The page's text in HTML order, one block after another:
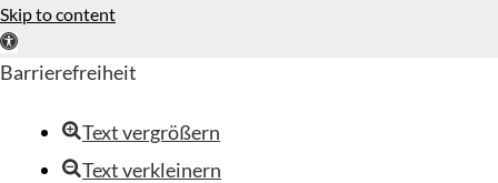
Skip to content
Open toolbar
Barrierefreiheit
Text vergrößern
Text verkleinern